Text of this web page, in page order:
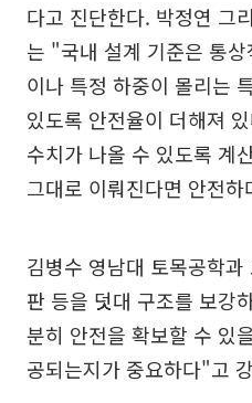
다고 진단한다. 박정연 그
는 "국내 설계 기준은 통
이나 특정 하중이 몰리는
있도록 안전율이 더해져
수치가 나올 수 있도록 계
그대로 이뤄진다면 안전
김병수 영남대 토목공학
판 등을 덧대 구조를 보강
분히 안전을 확보할 수 있
공되는지가 중요하다"고